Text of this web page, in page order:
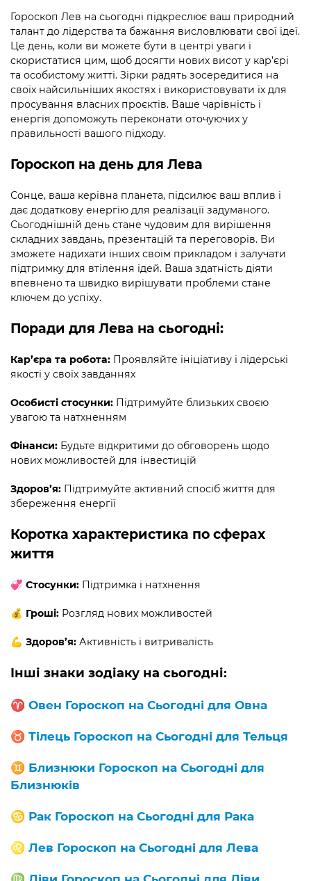
Гороскоп Лев на сьогодні підкреслює ваш природний
талант до лідерства та бажання висловлювати свої ідеї.
Це день, коли ви можете бути в центрі уваги і
скористатися цим, щоб досягти нових висот у кар’єрі
та особистому житті. Зірки радять зосередитися на
своїх найсильніших якостях і використовувати їх для
просування власних проєктів. Ваше чарівність і
енергія допоможуть переконати оточуючих у
правильності вашого підходу.
Гороскоп на день для Лева
Сонце, ваша керівна планета, підсилює ваш вплив і
дає додаткову енергію для реалізації задуманого.
Сьогоднішній день стане чудовим для вирішення
складних завдань, презентацій та переговорів. Ви
зможете надихати інших своїм прикладом і залучати
підтримку для втілення ідей. Ваша здатність діяти
впевнено та швидко вирішувати проблеми стане
ключем до успіху.
Поради для Лева на сьогодні:
Кар’єра та робота: Проявляйте ініціативу і лідерські
якості у своїх завданнях
Особисті стосунки: Підтримуйте близьких своєю
увагою та натхненням
Фінанси: Будьте відкритими до обговорень щодо
нових можливостей для інвестицій
Здоров’я: Підтримуйте активний спосіб життя для
збереження енергії
Коротка характеристика по сферах
життя
💞 Стосунки: Підтримка і натхнення
💰 Гроші: Розгляд нових можливостей
💪 Здоров’я: Активність і витривалість
Інші знаки зодіаку на сьогодні:
♈️ Овен Гороскоп на Сьогодні для Овна
♉️ Тілець Гороскоп на Сьогодні для Тельця
♊️ Близнюки Гороскоп на Сьогодні для
Близнюків
♋️ Рак Гороскоп на Сьогодні для Рака
♌️ Лев Гороскоп на Сьогодні для Лева